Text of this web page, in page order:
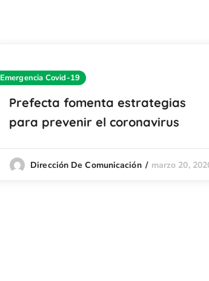
Emergencia Covid-19
Prefecta fomenta estrategias
para prevenir el coronavirus
Dirección De Comunicación marzo 20,